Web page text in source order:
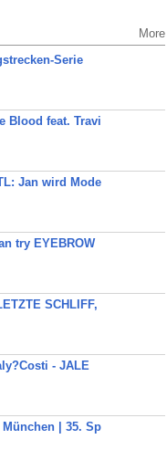
More
Serie
Blood feat. Travi
Jan wird Mode
try EYEBROW
SCHLIFF,
- JALE
München | 35. Sp